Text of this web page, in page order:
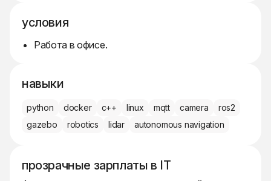
условия
Работа в офисе.
навыки
python docker c++ linux mqtt camera
ros2
gazebo
robotics lidar autonomous navigation
прозрачные зарплаты в IT